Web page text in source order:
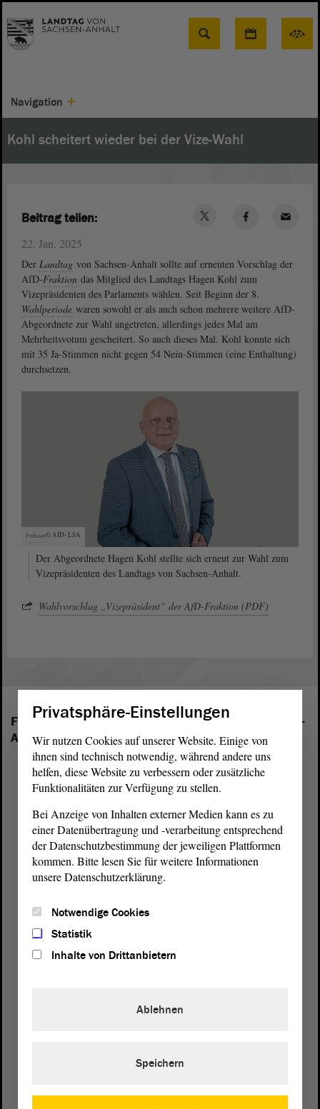
Suche
Navigation
Kohl scheitert wieder bei der Vize-Wahl
22. Jan. 2025
Der Landtag von Sachsen-Anhalt sollte auf erneuten Vorschlag der
AfD-Fraktion das Mitglied des Landtags Hagen Kohl zum
Vizepräsidenten des Parlaments wählen. Seit Beginn der 8.
Wahlperiode waren sowohl er als auch schon mehrere weitere AfD-
Abgeordnete zur Wahl angetreten, allerdings jedes Mal am
Mehrheitsvotum gescheitert. So auch dieses Mal. Kohl konnte sich
mit 35 Ja-Stimmen nicht gegen 54 Nein-Stimmen (eine Enthaltung)
durchsetzen.
© AfD-
Fraktion LSA
Der Abgeordnete Hagen Kohl stellte sich erneut zur Wahl zum
Vizepräsidenten des Landtags von Sachsen-Anhalt.
Wahlvorschlag „Vizepräsident“ der AfD-Fraktion (PDF)
Beitrag teilen:
Folgende Fraktionen sind im Landtag von Sachsen-
Anhalt vertreten:
von Sachsen-Anhalt
Privatsphäre-Einstellungen
Wir nutzen Cookies auf unserer Website. Einige von
ihnen sind technisch notwendig, während andere uns
helfen, diese Website zu verbessern oder zusätzliche
Funktionalitäten zur Verfügung zu stellen.
Bei Anzeige von Inhalten externer Medien kann es zu
einer Datenübertragung und -verarbeitung entsprechend
der Datenschutzbestimmung der jeweiligen Plattformen
kommen. Bitte lesen Sie für weitere Informationen
unsere Datenschutzerklärung.
Notwendige Cookies
Statistik
Inhalte von Drittanbietern
Ablehnen
Speichern